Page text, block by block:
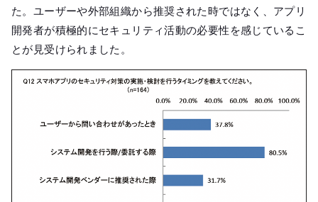
た。ユーザーや外部組織から推奨された時ではなく、アプリ
開発者が積極的にセキュリティ活動の必要性を感じているこ
とが見受けられました。